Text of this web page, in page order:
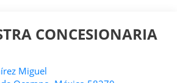
CONCESIONARIA
Miguel